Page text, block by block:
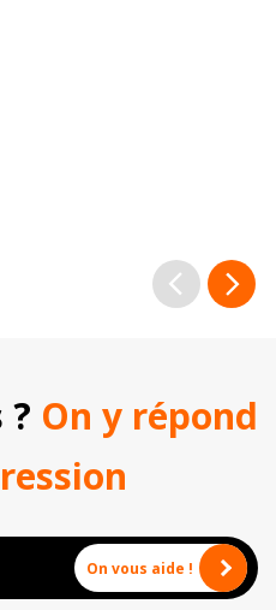
On y répond
On vous aide !